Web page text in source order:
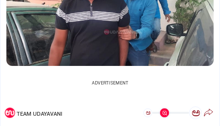
ADVERTISEMENT
TEAM UDAYAVANI ಅ ಅ